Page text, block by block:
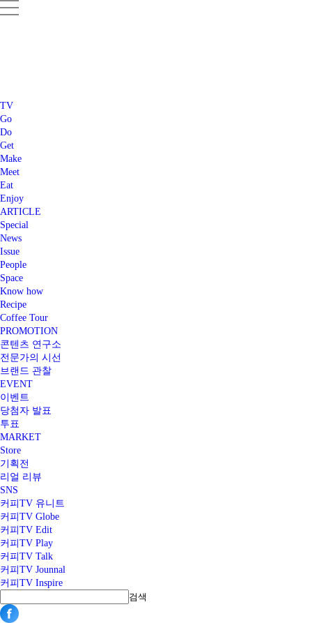
TV
Go
Do
Get
Make
Meet
Eat
Enjoy
ARTICLE
Special
News
Issue
People
Space
Know how
Recipe
Coffee Tour
PROMOTION
콘텐츠 연구소
전문가의 시선
브랜드 관찰
EVENT
이벤트
당첨자 발표
투표
MARKET
Store
기획전
리얼 리뷰
SNS
커피TV 유니트
커피TV Globe
커피TV Edit
커피TV Play
커피TV Talk
커피TV Jounnal
커피TV Inspire
검색